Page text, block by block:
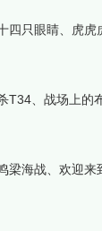
四只眼睛、虎虎
、战场上的
梁海战、欢迎来